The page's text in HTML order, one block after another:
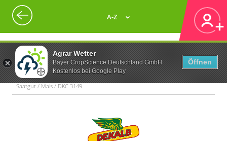
Agrar Wetter
Bayer CropScience Deutschland GmbH
Kostenlos bei Google Play
Öffnen
A-Z
Saatgut / Mais / DKC 3149